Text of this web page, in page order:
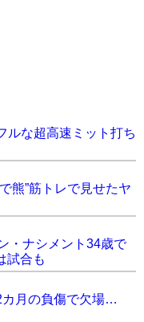
ルな超高速ミット打ち
熊”筋トレで見せたヤ
・ナシメント34歳で
試合も
カ月の負傷で欠場…